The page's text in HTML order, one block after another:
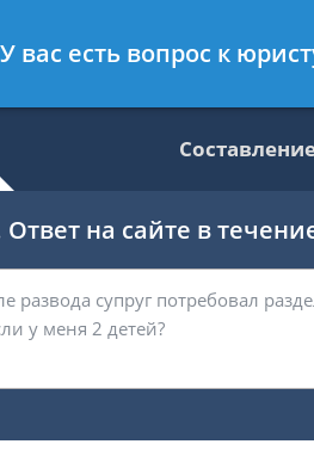
праву
на сайте в
У вас есть вопрос к